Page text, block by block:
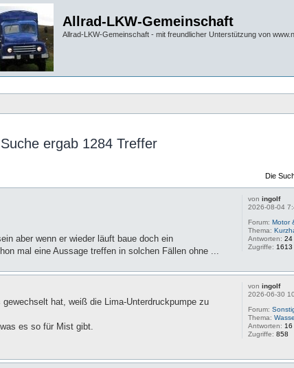
Allrad-LKW-Gemeinschaft
Allrad-LKW-Gemeinschaft - mit freundlicher Unterstützung von
ergab 1284 Treffer
Die
voningolf
2026-08-04
Forum:Motor
Thema:
Antworten:24
Zugriffe: 1613
aber wenn er wieder läuft baue doch ein
mal eine Aussage treffen in solchen Fällen ohne ...
voningolf
2026-06-30
Forum:
Thema:
Antworten: 16
Zugriffe:858
hat, weiß die Lima-Unterdruckpumpe zu
es so für Mist gibt.